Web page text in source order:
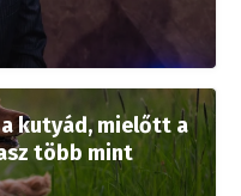
kutyád, mielőtt a
több mint